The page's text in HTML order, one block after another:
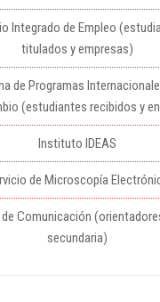
Integrado de Empleo
titulados y empresas)
de Programas
(estudiantes recibidos y
Instituto IDEAS
de Microscopía
Comunicación
secundaria)